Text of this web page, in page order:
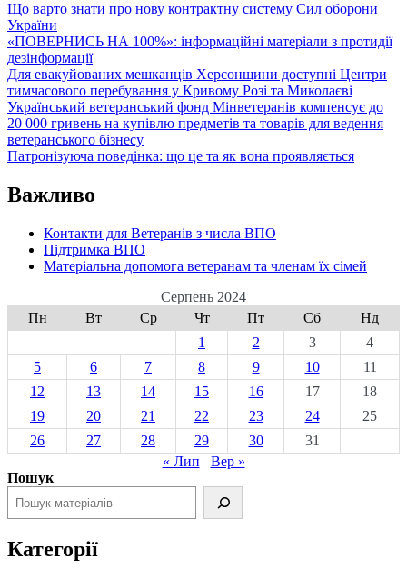
Що варто знати про нову контрактну систему Сил оборони
України
«ПОВЕРНИСЬ НА 100%»: інформаційні матеріали з протидії
дезінформації
Для евакуйованих мешканців Херсонщини доступні Центри
тимчасового перебування у Кривому Розі та Миколаєві
Український ветеранський фонд Мінветеранів компенсує до
20 000 гривень на купівлю предметів та товарів для ведення
ветеранського бізнесу
Патронізуюча поведінка: що це та як вона проявляється
Важливо
Контакти для Ветеранів з числа ВПО
Підтримка ВПО
Матеріальна допомога ветеранам та членам їх сімей
Серпень 2024
Пн
Вт Ср Чт Пт Сб
Нд
1
2 3
4
5
6 7 8 9 10
11
12
13 14 15 16 17
18
19
20 21 22 23 24
25
26
27 28 29 30
31
« Лип
Вер »
Пошук
Категорії